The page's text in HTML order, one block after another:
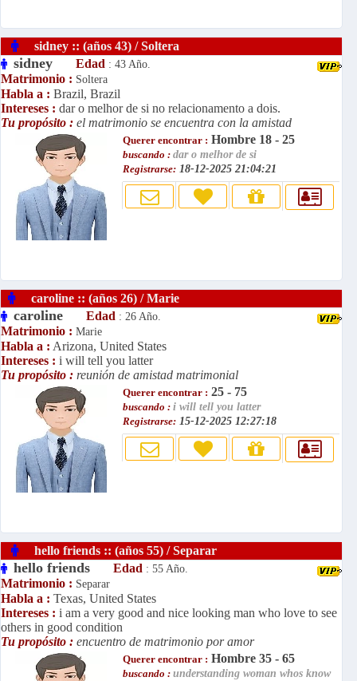
sidney :: (años 43) / Soltera
sidney Edad : 43 Año.
Matrimonio : Soltera
Habla a : Brazil, Brazil
Intereses : dar o melhor de si no relacionamento a dois.
Tu propósito : el matrimonio se encuentra con la amistad
Querer encontrar : Hombre 18 - 25
buscando : dar o melhor de si
Registrarse: 18-12-2025 21:04:21
caroline :: (años 26) / Marie
caroline Edad : 26 Año.
Matrimonio : Marie
Habla a : Arizona, United States
Intereses : i will tell you latter
Tu propósito : reunión de amistad matrimonial
Querer encontrar : 25 - 75
buscando : i will tell you latter
Registrarse: 15-12-2025 12:27:18
hello friends :: (años 55) / Separar
hello friends Edad : 55 Año.
Matrimonio : Separar
Habla a : Texas, United States
Intereses : i am a very good and nice looking man who love to see
others in good condition
Tu propósito : encuentro de matrimonio por amor
Querer encontrar : Hombre 35 - 65
buscando : understanding woman whos know